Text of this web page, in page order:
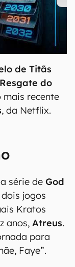
de Titãs
do
mais recente
, da Netflix.
série de God
jogos
Kratos
anos, Atreus.
para
Faye”.